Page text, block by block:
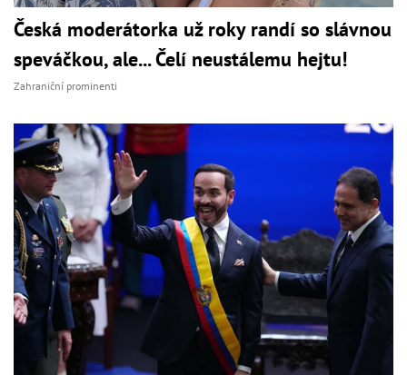
Česká moderátorka už roky randí so slávnou
speváčkou, ale... Čelí neustálemu hejtu!
Zahraniční prominenti